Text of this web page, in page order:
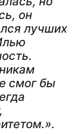
он
лучших
смог бы